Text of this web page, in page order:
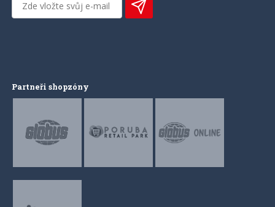
Partneři shopzóny